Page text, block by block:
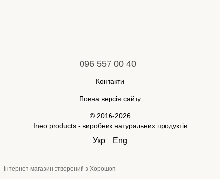
096 557 00 40
Контакти
Повна версія сайту
© 2016-2026
Ineo products - виробник натуральних продуктів
Укр Eng
Інтернет-магазин створений з Хорошоп